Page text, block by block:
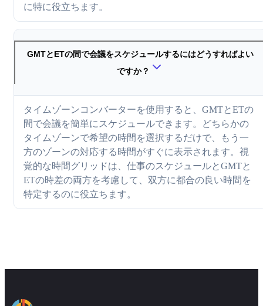
に特に役立ちます。
GMTとETの間で会議をスケジュールするにはどうすればよい
ですか？
タイムゾーンコンバーターを使用すると、GMTとETの
間で会議を簡単にスケジュールできます。どちらかの
タイムゾーンで希望の時間を選択するだけで、もう一
方のゾーンの対応する時間がすぐに表示されます。視
覚的な時間グリッドは、仕事のスケジュールとGMTと
ETの時差の両方を考慮して、双方に都合の良い時間を
特定するのに役立ちます。